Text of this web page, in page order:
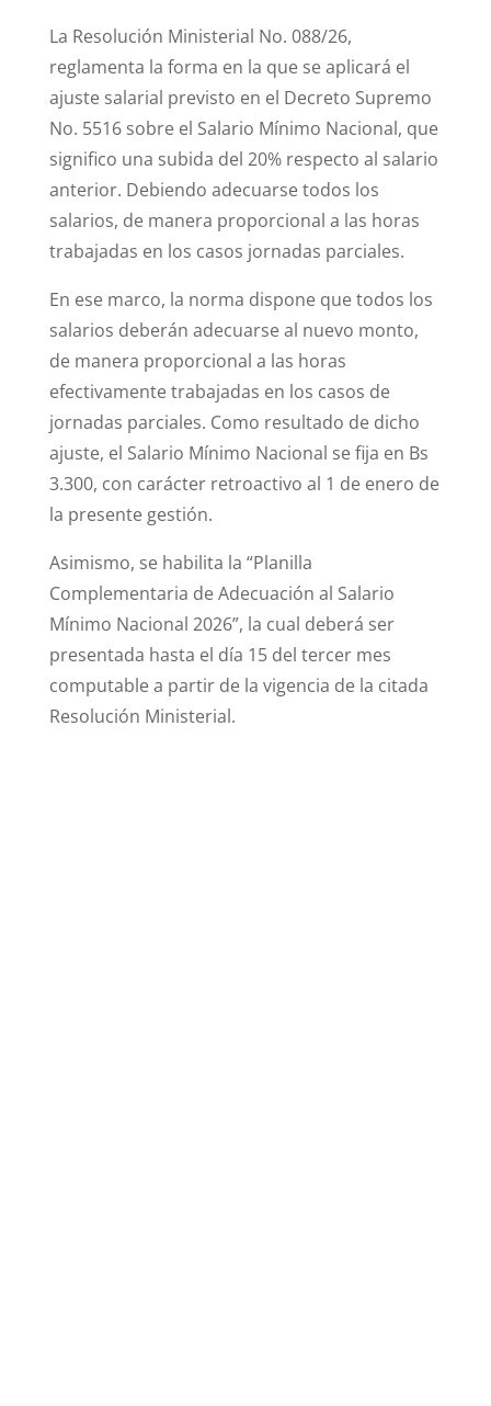
La Resolución Ministerial No. 088/26,
reglamenta la forma en la que se aplicará el
ajuste salarial previsto en el Decreto Supremo
No. 5516 sobre el Salario Mínimo Nacional, que
significo una subida del 20% respecto al salario
anterior. Debiendo adecuarse todos los
salarios, de manera proporcional a las horas
trabajadas en los casos jornadas parciales.
En ese marco, la norma dispone que todos los
salarios deberán adecuarse al nuevo monto,
de manera proporcional a las horas
efectivamente trabajadas en los casos de
jornadas parciales. Como resultado de dicho
ajuste, el Salario Mínimo Nacional se fija en Bs
3.300, con carácter retroactivo al 1 de enero de
la presente gestión.
Asimismo, se habilita la “Planilla
Complementaria de Adecuación al Salario
Mínimo Nacional 2026”, la cual deberá ser
presentada hasta el día 15 del tercer mes
computable a partir de la vigencia de la citada
Resolución Ministerial.